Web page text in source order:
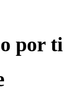
por ti